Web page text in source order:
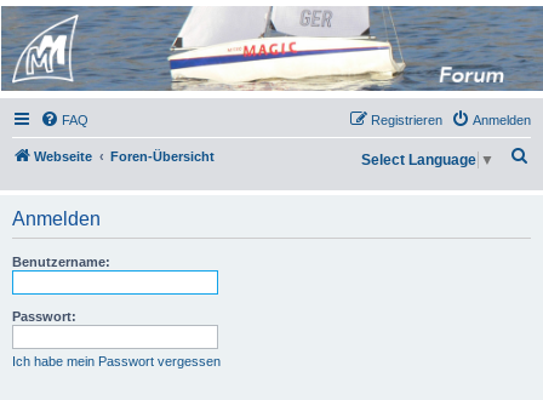
Micro Magic Forum
Deutschland
FAQ Anmelden
Registrieren
Webseite Foren-Übersicht
h
Select Language ▼
Anmelden
Benutzername:
Passwort:
Ich habe mein Passwort vergessen